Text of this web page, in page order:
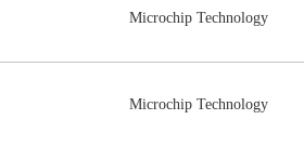
Microchip Technology
Microchip Technology